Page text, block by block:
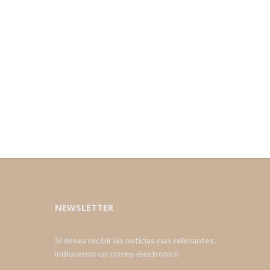
NEWSLETTER
Si desea recibir las noticias mas relevantes,
indiquenos un correo electronico